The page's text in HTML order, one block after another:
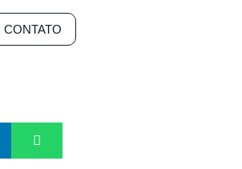
CONTATO